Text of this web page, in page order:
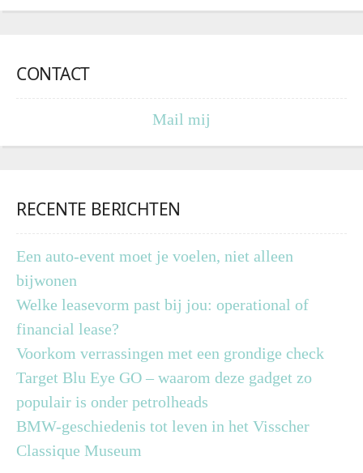
CONTACT
Mail mij
RECENTE BERICHTEN
Een auto-event moet je voelen, niet alleen
bijwonen
Welke leasevorm past bij jou: operational of
financial lease?
Voorkom verrassingen met een grondige check
Target Blu Eye GO – waarom deze gadget zo
populair is onder petrolheads
BMW-geschiedenis tot leven in het Visscher
Classique Museum